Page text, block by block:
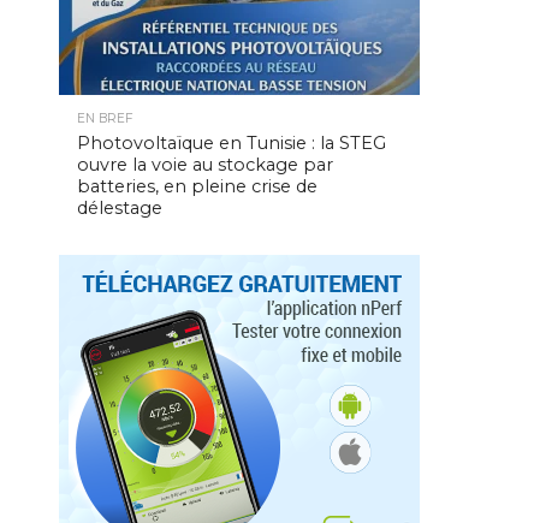
EN BREF
Photovoltaïque en Tunisie : la STEG
ouvre la voie au stockage par
batteries, en pleine crise de
délestage